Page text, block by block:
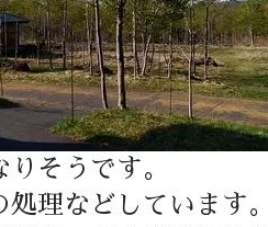
そうです。
処理などしています